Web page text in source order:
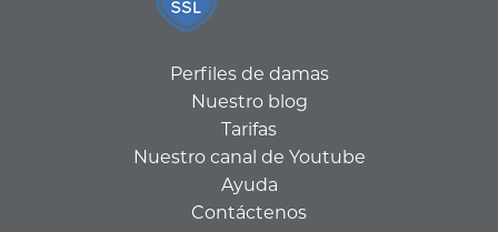
Perfiles de damas
Nuestro blog
Tarifas
Nuestro canal de Youtube
Ayuda
Contáctenos